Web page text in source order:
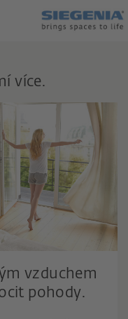
více.
vzduchem
pohody.